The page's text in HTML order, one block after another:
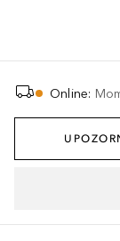
Online: